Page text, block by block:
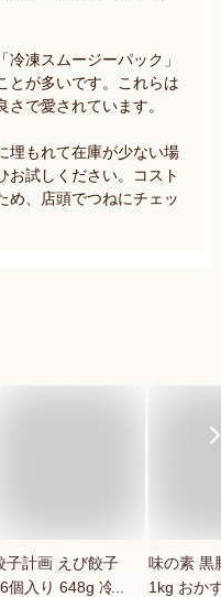
凍スムージーパック」
とが多いです。これらは
で愛されています。
埋もれて在庫が少ない場
お試しください。コスト
め、店頭でつねにチェッ
子計画 えび餃子
個入り 648g 冷凍
味の素 黒
1kg おか